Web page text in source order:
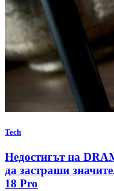
Tech
Недостигът на
да застраши
18 Pro